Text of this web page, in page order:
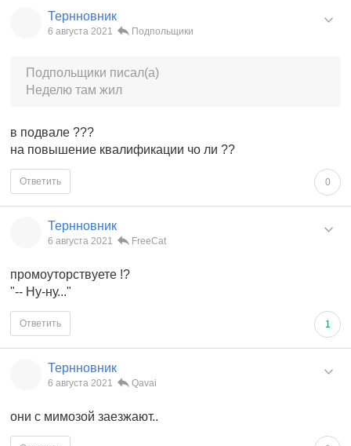
Тернновник
6 августа 2021 Подпольщики
Подпольщики писал(а)
Неделю там жил
в подвале ???
на повышение квалификации чо ли ??
0
Ответить
Тернновник
6 августа 2021 FreeCat
промоуторствуете !?
"-- Ну-ну..."
1
Ответить
Тернновник
6 августа 2021 Qavai
они с мимозой заезжают..